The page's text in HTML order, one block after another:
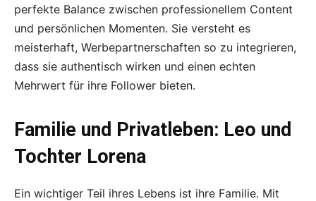
perfekte Balance zwischen professionellem Content
und persönlichen Momenten. Sie versteht es
meisterhaft, Werbepartnerschaften so zu integrieren,
dass sie authentisch wirken und einen echten
Mehrwert für ihre Follower bieten.
Familie und Privatleben: Leo und
Tochter Lorena
Ein wichtiger Teil ihres Lebens ist ihre Familie. Mit